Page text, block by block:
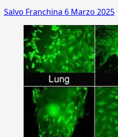
Salvo Franchina 6 Marzo 2025